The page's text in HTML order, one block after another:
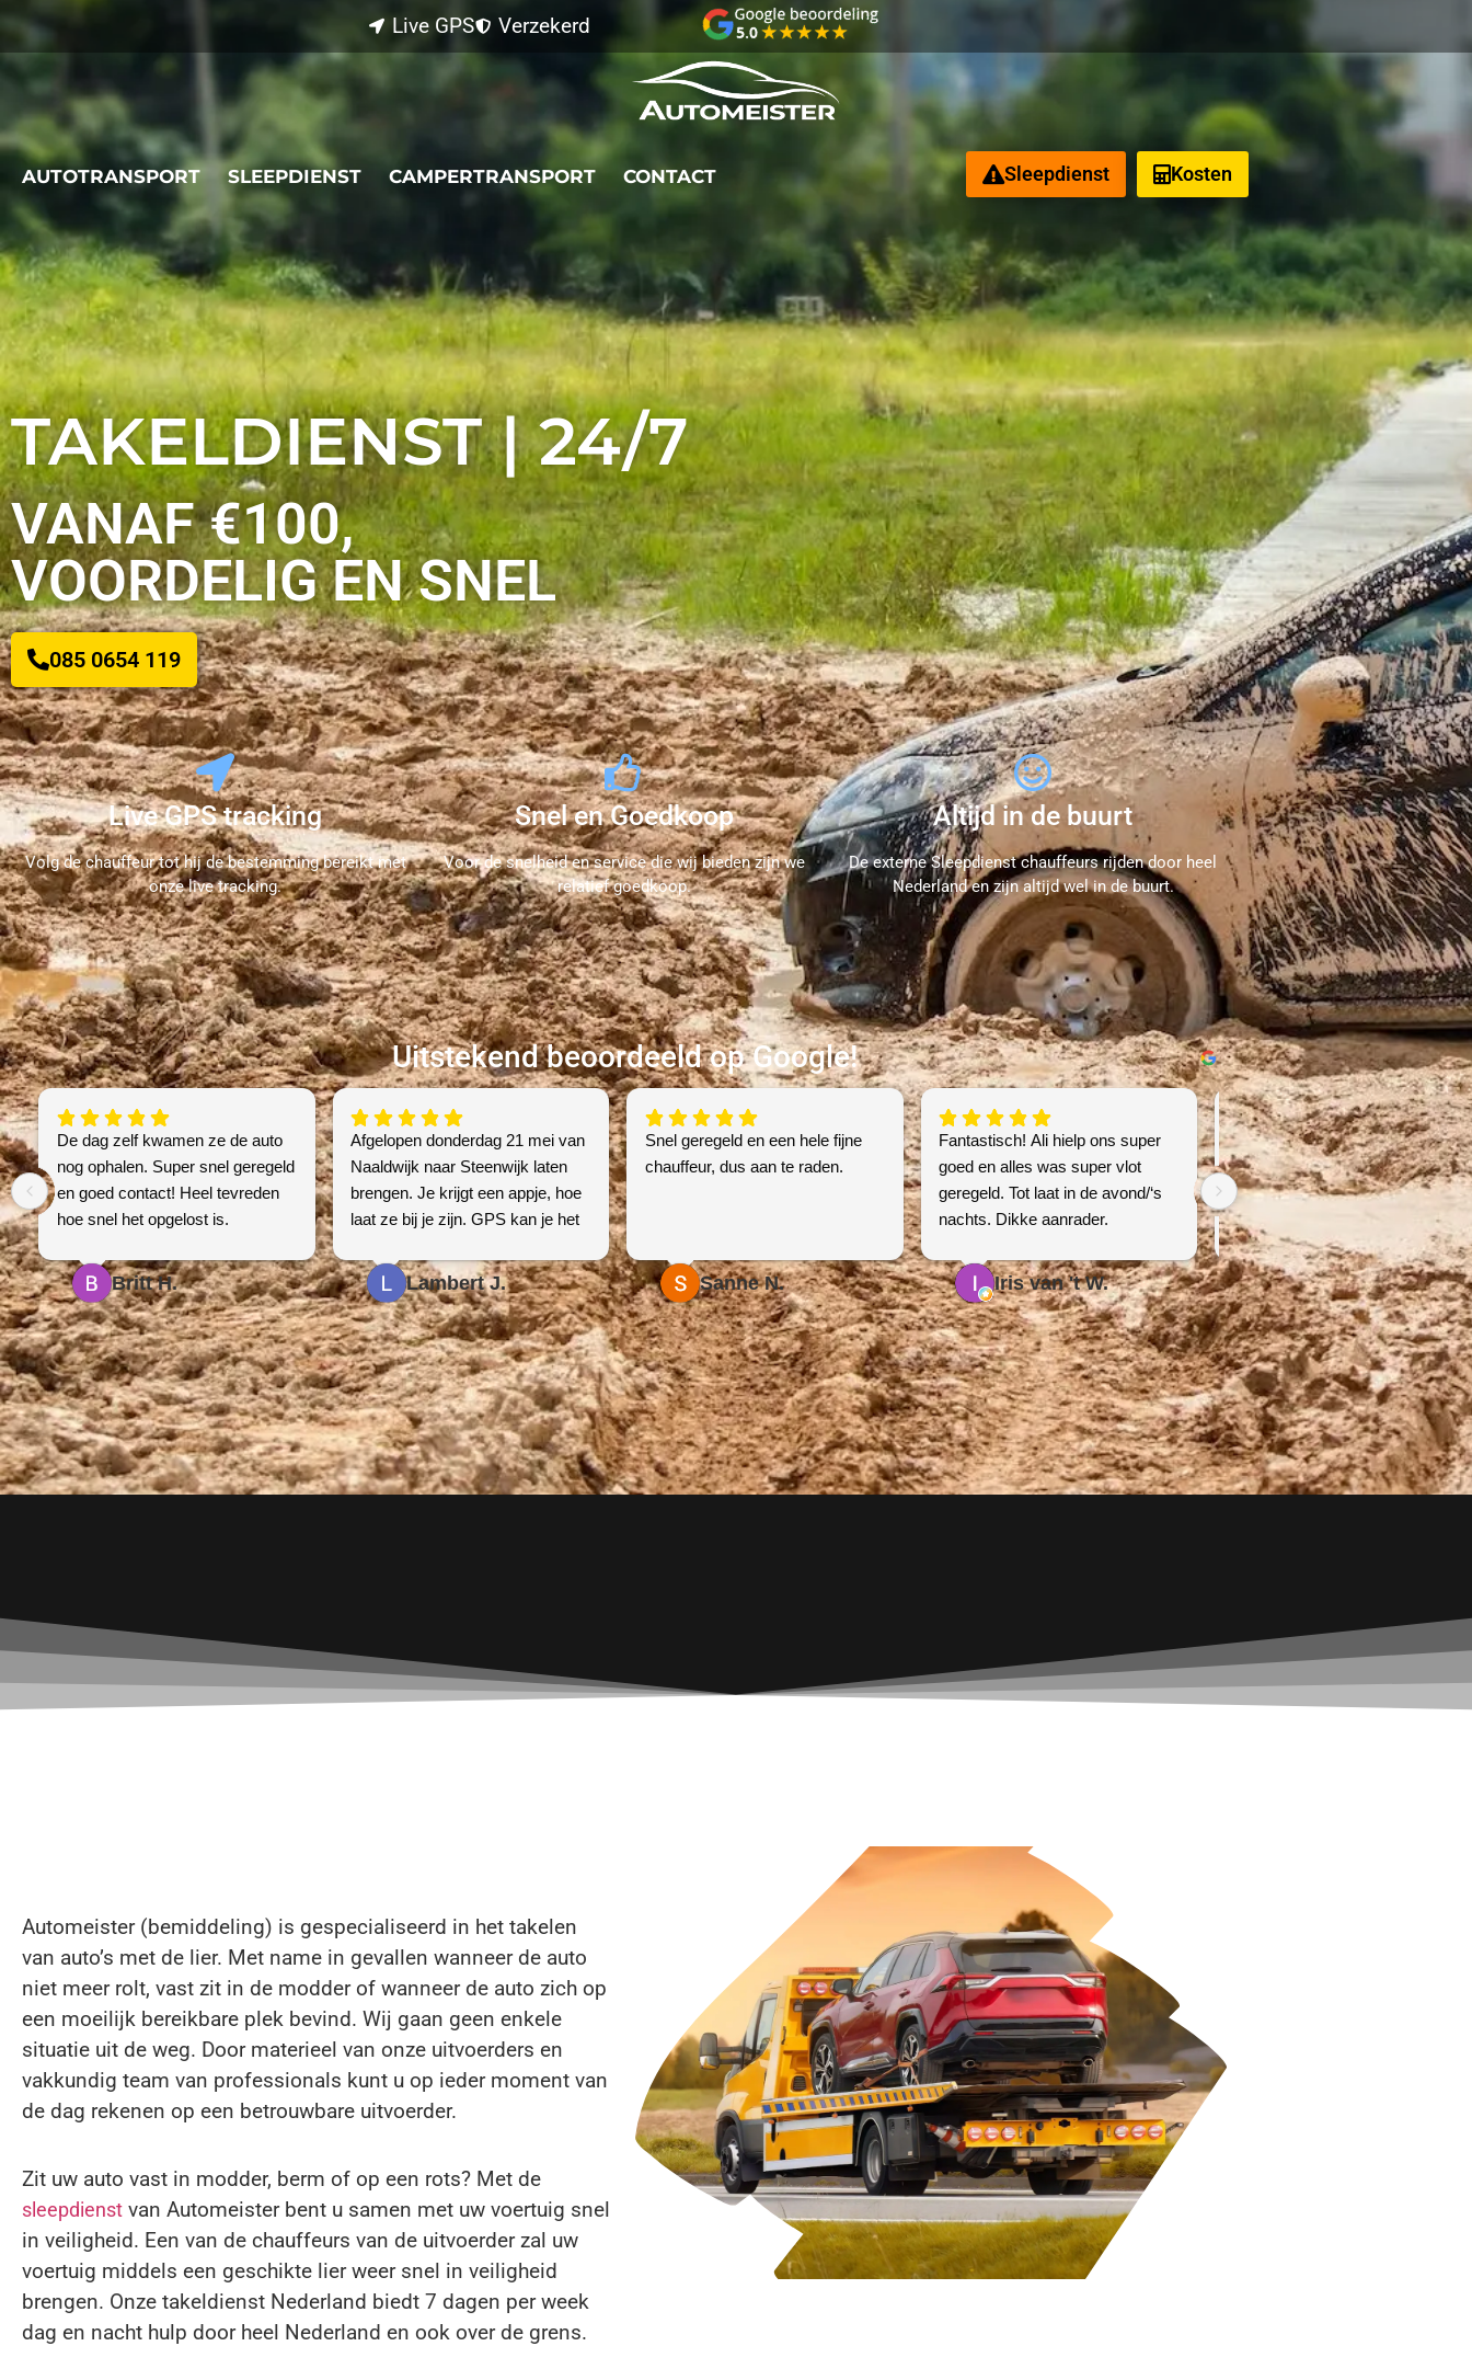
Live GPS Verzekerd
AUTOTRANSPORT SLEEPDIENST CAMPERTRANSPORT CONTACT Sleepdienst Kosten
Live GPS tracking Verzekerd transport Best Beoordeeld
TAKELDIENST | 24/7
VANAF €100,
VOORDELIG EN SNEL
085 0654 119
Live GPS tracking
Volg de chauffeur tot hij de bestemming bereikt met
onze live tracking.
Snel en Goedkoop
Voor de snelheid en service die wij bieden zijn we
relatief goedkoop.
Altijd in de buurt
De externe Sleepdienst chauffeurs rijden door heel
Nederland en zijn altijd wel in de buurt.
Uitstekend beoordeeld op Google!
De dag zelf kwamen ze de auto
nog ophalen. Super snel geregeld
en goed contact! Heel tevreden
hoe snel het opgelost is.
Britt H.
Afgelopen donderdag 21 mei van
Naaldwijk naar Steenwijk laten
brengen. Je krijgt een appje, hoe
laat ze bij je zijn. GPS kan je het
contact, en bevestiging of alles
oké is. Foto’s . Top geregeld voor
een betaalbare prijs!
Lambert J.
Snel geregeld en een hele fijne
chauffeur, dus aan te raden.
Sanne N.
Fantastisch! Ali hielp ons super
goed en alles was super vlot
geregeld. Tot laat in de avond/‘s
nachts. Dikke aanrader.
Iris van 't W.
Snelle en goede service!
Jelmer B.
Automeister (bemiddeling) is gespecialiseerd in het takelen
van auto’s met de lier. Met name in gevallen wanneer de auto
niet meer rolt, vast zit in de modder of wanneer de auto zich op
een moeilijk bereikbare plek bevind. Wij gaan geen enkele
situatie uit de weg. Door materieel van onze uitvoerders en
vakkundig team van professionals kunt u op ieder moment van
de dag rekenen op een betrouwbare uitvoerder.
Zit uw auto vast in modder, berm of op een rots? Met de
sleepdienst van Automeister bent u samen met uw voertuig snel
in veiligheid. Een van de chauffeurs van de uitvoerder zal uw
voertuig middels een geschikte lier weer snel in veiligheid
brengen. Onze takeldienst Nederland biedt 7 dagen per week
dag en nacht hulp door heel Nederland en ook over de grens.